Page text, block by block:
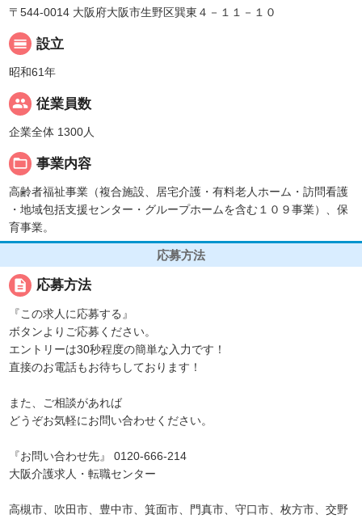
〒544-0014 大阪府大阪市生野区巽東４－１１－１０
calendar_view_day 設立
昭和61年
people 従業員数
企業全体 1300人
folder_open 事業内容
高齢者福祉事業（複合施設、居宅介護・有料老人ホーム・訪問看護
・地域包括支援センター・グループホームを含む１０９事業）、保
育事業。
応募方法
description 応募方法
『この求人に応募する』
ボタンよりご応募ください。
エントリーは30秒程度の簡単な入力です！
直接のお電話もお待ちしております！
また、ご相談があれば
どうぞお気軽にお問い合わせください。
『お問い合わせ先』 0120-666-214
大阪介護求人・転職センター
高槻市、吹田市、豊中市、箕面市、門真市、守口市、枚方市、交野